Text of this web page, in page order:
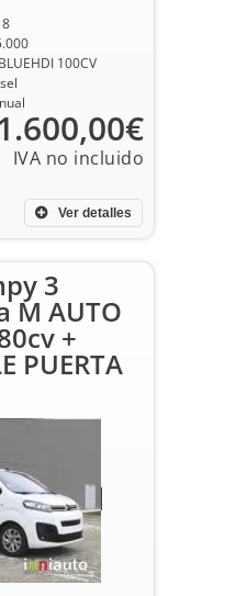
100CV
Ver detalles
3
M AUTO
+
PUERTA